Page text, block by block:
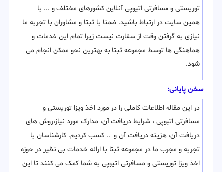
توریستی و مسافرتی اتیوپی آنلاین کشورهای مختلف و ... با
همین سایت در ارتباط باشید. ضمنا با ثبتا و مشاوران با تجربه ما
نیازی به گرفتن وقت از سفارت نیست زیرا تمام این خدمات و
هماهنگی ها توسط مجموعه ثبتا به بهترین نحو ممکن انجام می
شود.
سخن پایانی:
در این مقاله اطلاعات کاملی را در مورد اخذ ویزا توریستی و
مسافرتی اتیوپی ، شرایط دریافت آن، مدارک مورد نیاز،روش های
دریافت آن، هزینه دریافت آن و ... کسب کردیم. کارشناسان با
تجربه و مجرب ما در مجموعه ثبتا با ارائه خدمات بی نظیر در حوزه
اخذ ویزا توریستی و مسافرتی اتیوپی به شما کمک می کنند تا این